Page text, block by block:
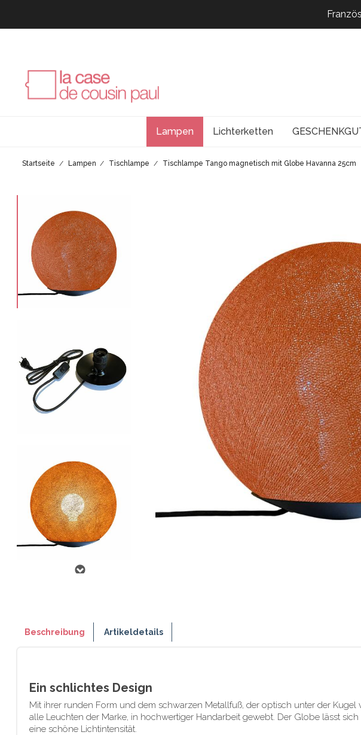
Lampen Lichterketten
Startseite Lampen Tischlampe Tischlampe Tango magnetisch mit Globe Havanna 25cm
Beschreibung Artikeldetails
Ein schlichtes Design
Mit ihrer runden Form und dem schwarzen Metallfuß, der optisch unter der
alle Leuchten der Marke, in hochwertiger Handarbeit gewebt. Der Globe lässt
eine schöne Lichtintensität.